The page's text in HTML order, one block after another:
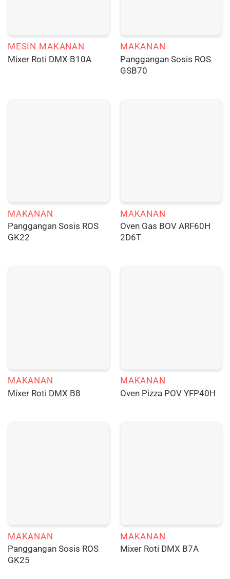
MESIN MAKANAN
Mixer Roti DMX B10A
MAKANAN
Panggangan Sosis ROS
GSB70
MAKANAN
Panggangan Sosis ROS
GK22
MAKANAN
Oven Gas BOV ARF60H
2D6T
MAKANAN
Mixer Roti DMX B8
MAKANAN
Oven Pizza POV YFP40H
MAKANAN
Panggangan Sosis ROS
GK25
MAKANAN
Mixer Roti DMX B7A